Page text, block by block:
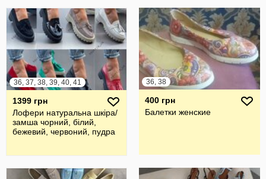
36, 37, 38, 39, 40, 41
1399 грн
Лофери натуральна шкіра/
замша чорний, білий,
бежевий, червоний, пудра
36, 38
400 грн
Балетки женские